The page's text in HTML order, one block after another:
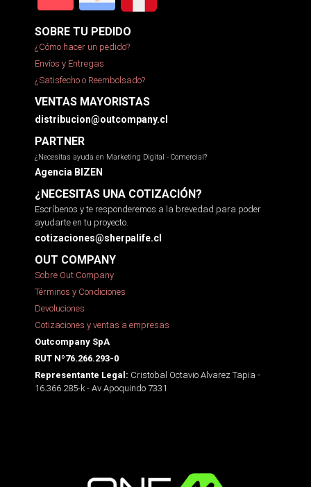
SOBRE TU PEDIDO
¿Cómo hacer un pedido?
Envíos y Entregas
¿Satisfecho o Reembolsado?
VENTAS MAYORISTAS
distribucion@outcompany.cl
PARTNER
¿Necesitas ayuda en Marketing Digital - Comercial?
Agencia BIZEN
¿NECESITAS UNA COTIZACIÓN?
Escríbenos y te responderemos a la brevedad para poder
ayudarte en tu proyecto.
cotizaciones@sherpalife.cl
OUT COMPANY
Sobre Out Company
Términos y Condiciones
Devoluciones
Cotizaciones y ventas a empresas
Outcompany SpA
RUT Nº76.266.293-0
Representante Legal: Cristobal Octavio Alvarez Tapia -
16.366.285-k - Av Apoquindo 7331